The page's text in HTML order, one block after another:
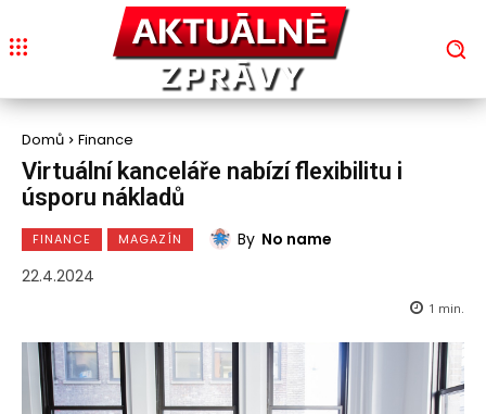
Domů Finance
Virtuální kanceláře nabízí flexibilitu i
úsporu nákladů
FINANCE MAGAZÍN By No name
22.4.2024
1 min.